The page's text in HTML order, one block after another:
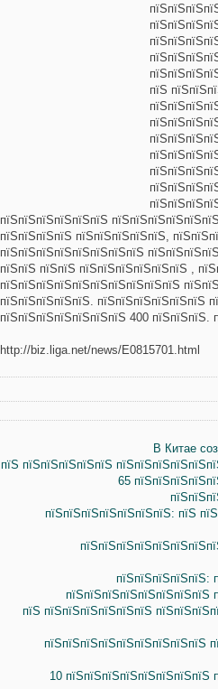
пїЅ
пїЅпїЅпїЅпїЅпїЅпїЅ
пїЅпїЅпїЅпїЅ пїЅпїЅпїЅпїЅпїЅ,
пїЅпїЅпїЅпїЅпїЅпїЅпїЅпїЅ
пїЅпїЅ пїЅпїЅ пїЅпїЅпїЅпїЅпїЅпїЅ ,
пїЅпїЅпїЅпїЅпїЅпїЅпїЅпїЅпїЅпїЅ
пїЅпїЅпїЅпїЅпїЅ. пїЅпїЅпїЅпїЅпїЅпїЅ
пїЅпїЅпїЅпїЅпїЅпїЅпїЅ 400 пїЅпїЅпїЅ.
http://biz.liga.net/news/E0815701.html
В Китае
пїЅ пїЅпїЅпїЅпїЅпїЅ
65
пїЅпїЅпїЅпїЅпїЅпїЅпїЅ: пїЅ
пїЅпїЅпїЅпїЅпїЅ:
пїЅпїЅпїЅпїЅпїЅпїЅпїЅпїЅ
пїЅ пїЅпїЅпїЅпїЅпїЅпїЅ
пїЅпїЅпїЅпїЅпїЅпїЅпїЅпїЅпїЅ
10 пїЅпїЅпїЅпїЅпїЅпїЅпїЅпїЅ